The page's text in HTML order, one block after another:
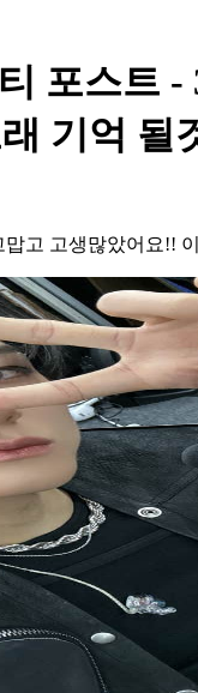
포스트
기억 될
고 고생많았어요!!